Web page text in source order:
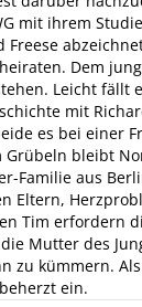
mit ihrem
Freese
Dem
Leicht fällt
mit
es bei einer
Grübeln bleibt
Familie aus
Eltern,
Tim erfordern
Mutter des
zu kümmern.
ein.